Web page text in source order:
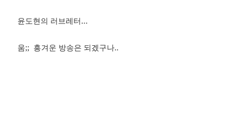
윤도현의 러브레터…
움;; 흥겨운 방송은 되겠구나..